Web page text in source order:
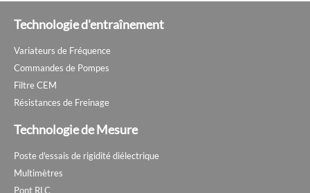
Technologie d'entraînement
Variateurs de Fréquence
Commandes de Pompes
Filtre CEM
Résistances de Freinage
Technologie de Mesure
Poste d'essais de rigidité diélectrique
Multimètres
Pont RLC